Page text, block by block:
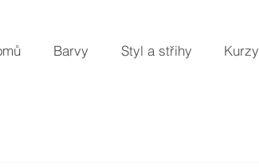
Barvy Styl a střihy Kurzy